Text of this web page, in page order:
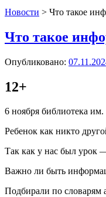
Новости > Что такое
Что такое
Опубликовано:
12+
6 ноября библиотека
Ребенок как никто
Так как у нас был урок
Важно ли быть
Подбирали по словарям